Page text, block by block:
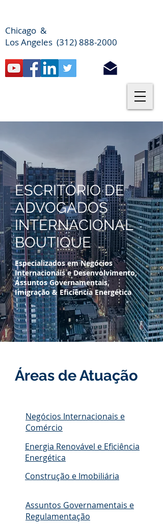
Chicago &
Los Angeles (312) 888-2000
ESCRITÓRIO DE
ADVOGADOS
INTERNACIONAL
BOUTIQUE
Especializados em Negócios
Internacionais e Desenvolvimento,
Assuntos Governamentais,
Imigração & Eficiência Energética
Áreas de Atuação
Negócios Internacionais e
Comércio
Energia Renovável e Eficiência
Energética
Construção e Imobiliária
Assuntos Governamentais e
Regulamentação